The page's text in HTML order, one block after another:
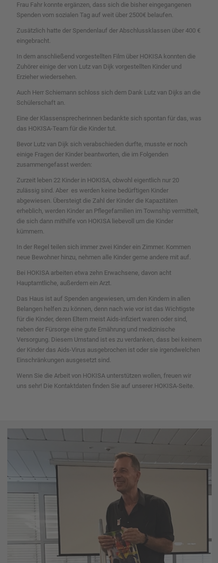
Frau Fahr konnte ergänzen, dass sich die bisher eingegangenen
Spenden vom sozialen Tag auf weit über 2500€ belaufen.
Zusätzlich hatte der Spendenlauf der Abschlussklassen über 400 €
eingebracht.
In dem anschließend vorgestellten Film über HOKISA konnten die
Zuhörer einige der von Lutz van Dijk vorgestellten Kinder und
Erzieher wiedersehen.
Auch Herr Schiemann schloss sich dem Dank Lutz van Dijks an die
Schülerschaft an.
Eine der Klassensprecherinnen bedankte sich spontan für das, was
das HOKISA-Team für die Kinder tut.
Bevor Lutz van Dijk sich verabschieden durfte, musste er noch
einige Fragen der Kinder beantworten, die im Folgenden
zusammengefasst werden:
Zurzeit leben 22 Kinder in HOKISA, obwohl eigentlich nur 20
zulässig sind. Aber es werden keine bedürftigen Kinder
abgewiesen. Übersteigt die Zahl der Kinder die Kapazitäten
erheblich, werden Kinder an Pflegefamilien im Township vermittelt,
die sich dann mithilfe von HOKISA liebevoll um die Kinder
kümmern.
In der Regel teilen sich immer zwei Kinder ein Zimmer. Kommen
neue Bewohner hinzu, nehmen alle Kinder gerne andere mit auf.
Bei HOKISA arbeiten etwa zehn Erwachsene, davon acht
Hauptamtliche, außerdem ein Arzt.
Das Haus ist auf Spenden angewiesen, um den Kindern in allen
Belangen helfen zu können, denn nach wie vor ist das Wichtigste
für die Kinder, deren Eltern meist Aids-infiziert waren oder sind,
neben der Fürsorge eine gute Ernährung und medizinische
Versorgung. Diesem Umstand ist es zu verdanken, dass bei keinem
der Kinder das Aids-Virus ausgebrochen ist oder sie irgendwelchen
Einschränkungen ausgesetzt sind.
Wenn Sie die Arbeit von HOKISA unterstützen wollen, freuen wir
uns sehr! Die Kontaktdaten finden Sie auf unserer HOKISA-Seite.